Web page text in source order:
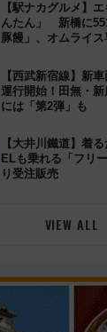
【駅ナカグルメ】
んたん」 新橋に
豚饅」、オムライ
【西武新宿線】新
運行開始！田無・
には「第2弾」も
【大井川鐵道】着
ELも乗れる「フリ
り受注販売
VIEW ALL